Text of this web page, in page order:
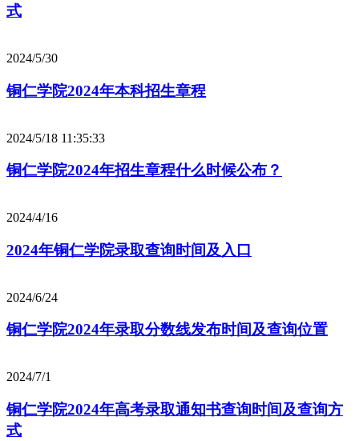
式
2024/5/30
铜仁学院2024年本科招生章程
2024/5/18 11:35:33
铜仁学院2024年招生章程什么时候公布？
2024/4/16
2024年铜仁学院录取查询时间及入口
2024/6/24
铜仁学院2024年录取分数线发布时间及查询位置
2024/7/1
铜仁学院2024年高考录取通知书查询时间及查询方
式